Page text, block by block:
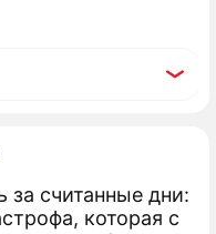
за считанные дни:
которая с